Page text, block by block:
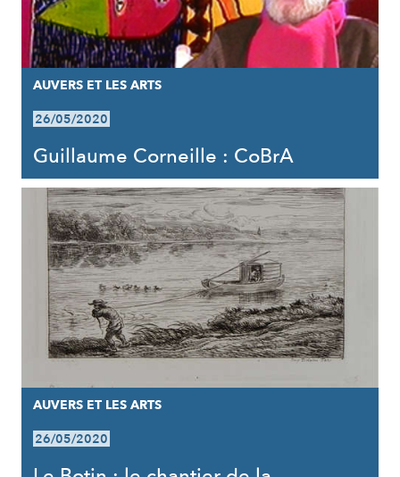
AUVERS ET LES ARTS
26/05/2020
Guillaume Corneille : CoBrA
AUVERS ET LES ARTS
26/05/2020